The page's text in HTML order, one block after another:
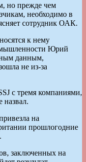
но прежде чем
необходимо в
сотрудник ОАК.
к нему
Юрий
данным,
не из-за
с тремя компаниями,
назвал.
на
прошлогодние
заключенных на